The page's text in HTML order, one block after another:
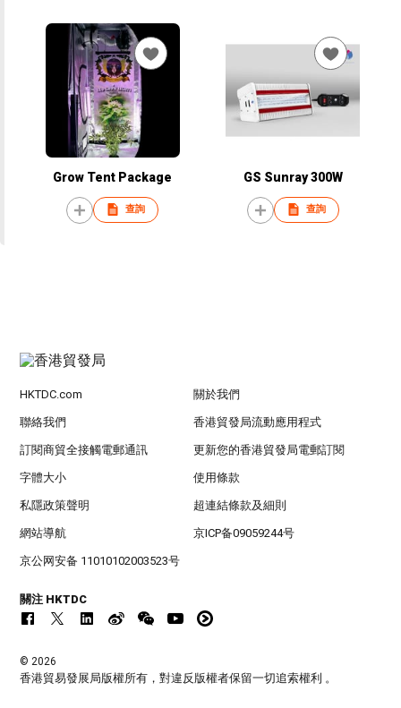
Grow Tent Package
查詢
GS Sunray 300W
查詢
HKTDC.com 關於我們
聯絡我們 香港貿發局流動應用程式
訂閱商貿全接觸電郵通訊 更新您的香港貿發局電郵訂閱
字體大小 使用條款
私隱政策聲明 超連結條款及細則
網站導航 京ICP备09059244号
京公网安备 11010102003523号
關注 HKTDC
© 2026
香港貿易發展局版權所有，對違反版權者保留一切追索權利 。